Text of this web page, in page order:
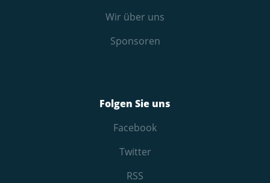
Wir über uns
Sponsoren
Folgen Sie uns
Facebook
Twitter
RSS